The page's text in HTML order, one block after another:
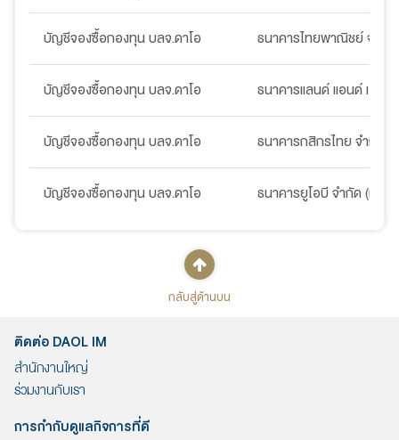
บัญชีจองซื้อกองทุน บลจ.ดาโอ ธนาคารไทยพาณิชย์ จำกั
บัญชีจองซื้อกองทุน บลจ.ดาโอ ธนาคารแลนด์ แอนด์ เฮ้าส์
บัญชีจองซื้อกองทุน บลจ.ดาโอ ธนาคารกสิกรไทย จำกัด (
บัญชีจองซื้อกองทุน บลจ.ดาโอ ธนาคารยูโอบี จำกัด (มหา
กลับสู่ด้านบน
ติดต่อ DAOL IM
สำนักงานใหญ่
ร่วมงานกับเรา
การกำกับดูแลกิจการที่ดี